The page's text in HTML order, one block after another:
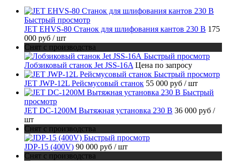
Быстрый просмотр
JET EHVS-80 Станок для шлифования кантов 230 В 175
000 руб / шт
Снят с производства
Быстрый просмотр
Лобзиковый станок Jet JSS-16A Цена по запросу
Быстрый просмотр
JET JWP-12L Рейсмусовый станок 55 000 руб / шт
Быстрый
просмотр
JET DC-1200M Вытяжная установка 230 В 36 000 руб /
шт
Снят с производства
Быстрый просмотр
JDP-15 (400V) 90 000 руб / шт
Снят с производства